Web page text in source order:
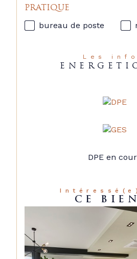
PRATIQUE
bureau de poste
Les
DPE en
CE